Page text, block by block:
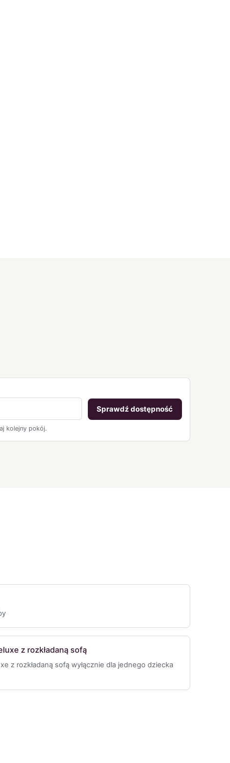
Sprawdź dostępność
kolejny pokój.
z rozkładaną sofą
z rozkładaną sofą wyłącznie dla jednego dziecka